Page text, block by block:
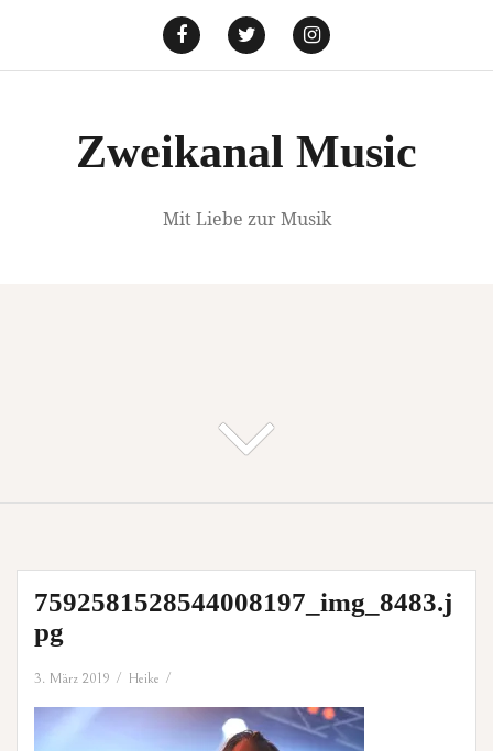
Inhalt
Zweikanal Music
Mit Liebe zur Musik
7592581528544008197_img_8483.j
pg
3. März 2019 Heike